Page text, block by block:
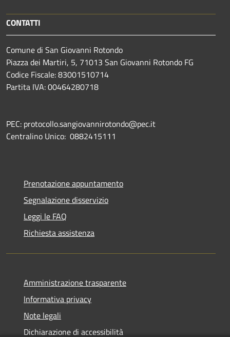
CONTATTI
Comune di San Giovanni Rotondo
Piazza dei Martiri, 5, 71013 San Giovanni Rotondo FG
Codice Fiscale: 83001510714
Partita IVA: 00464280718
PEC: protocollo.sangiovannirotondo@pec.it
Centralino Unico: 0882415111
Prenotazione appuntamento
Segnalazione disservizio
Leggi le FAQ
Richiesta assistenza
Amministrazione trasparente
Informativa privacy
Note legali
Dichiarazione di accessibilità